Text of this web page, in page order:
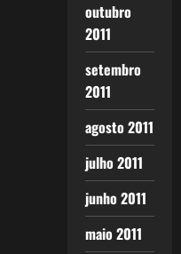
outubro
2011
setembro
2011
agosto 2011
julho 2011
junho 2011
maio 2011